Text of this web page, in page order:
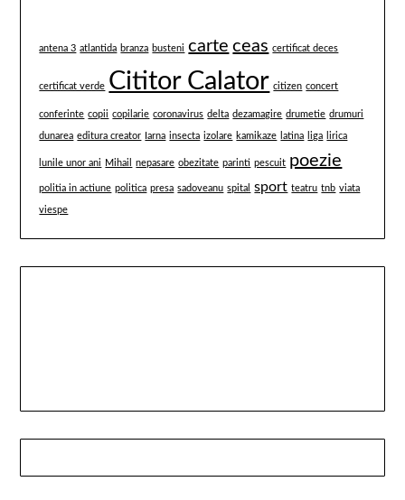
antena 3 atlantida branza busteni carte ceas certificat deces
certificat verde Cititor Calator citizen concert
conferinte copii copilarie coronavirus delta dezamagire drumetie drumuri
dunarea editura creator Iarna insecta izolare kamikaze latina liga lirica
lunile unor ani Mihail nepasare obezitate parinti pescuit poezie
politia in actiune politica presa sadoveanu spital sport teatru tnb viata
viespe